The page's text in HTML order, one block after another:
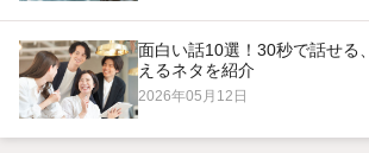
面白い話10選！30秒で話せる
えるネタを紹介
2026年05月12日